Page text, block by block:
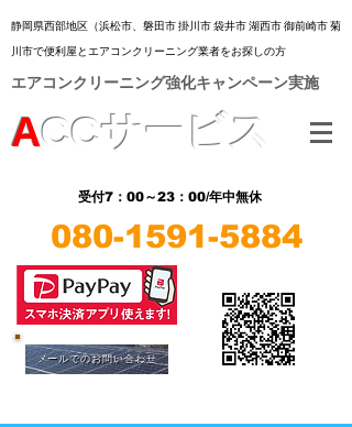
静岡県西部地区（浜松市、 磐田市 掛川市 袋井市 湖西市 御前崎市 菊
川市で便利屋とエアコンクリーニング業者をお探しの方
​エアコンクリーニング強化キャンペーン実施
ACCサービス
受付7：00～23：00/年中無休
080-1591-5884
メールでのお問い合わせ
​LINE